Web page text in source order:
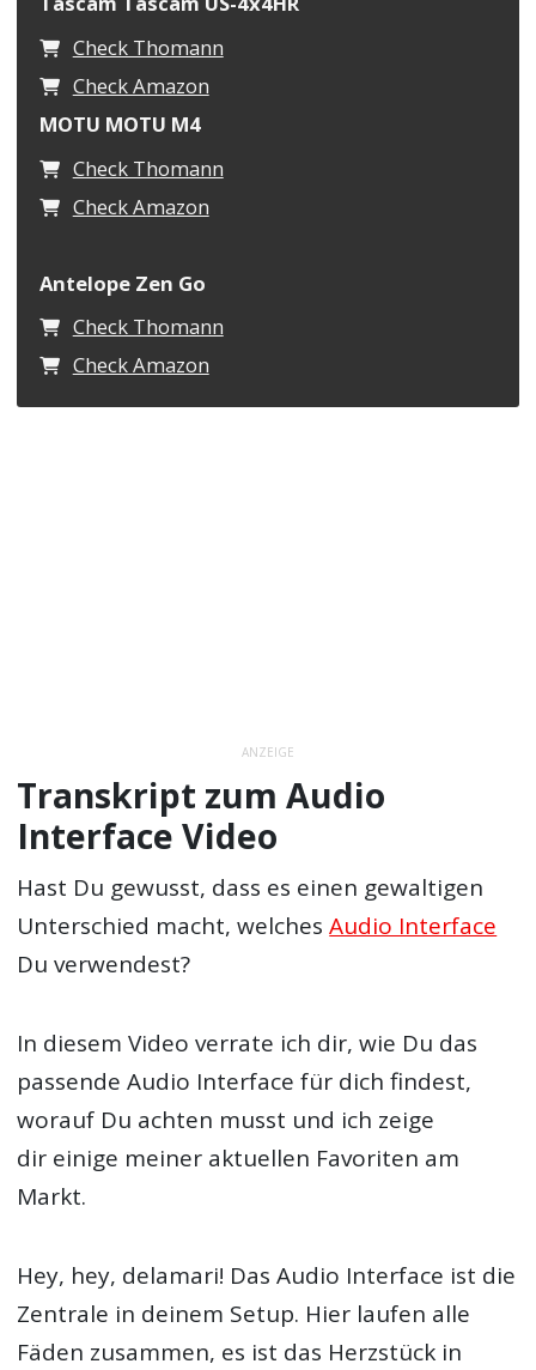
Check Thomann
Check Amazon
MOTU MOTU M4
Check Thomann
Check Amazon
Antelope Zen Go
Check Thomann
Check Amazon
ANZEIGE
Transkript zum Audio
Interface Video
Hast Du gewusst, dass es einen gewaltigen
Unterschied macht, welchesAudio Interface
Du verwendest?
In diesem Video verrate ich dir, wie Du das
passende Audio Interface für dich findest,
worauf Du achten musst und ich zeige
dir einige meiner aktuellen Favoriten am
Markt.
Hey, hey, delamari! Das Audio Interface ist die
Zentrale in deinem Setup. Hier laufen alle
Fäden zusammen, es ist das Herzstück in